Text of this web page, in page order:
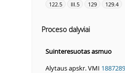
122.5
III.5 129 129.4
Proceso dalyviai
Suinteresuotas asmuo
Alytaus apskr. VMI